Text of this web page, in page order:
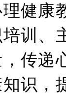
康
训、
传递
识，